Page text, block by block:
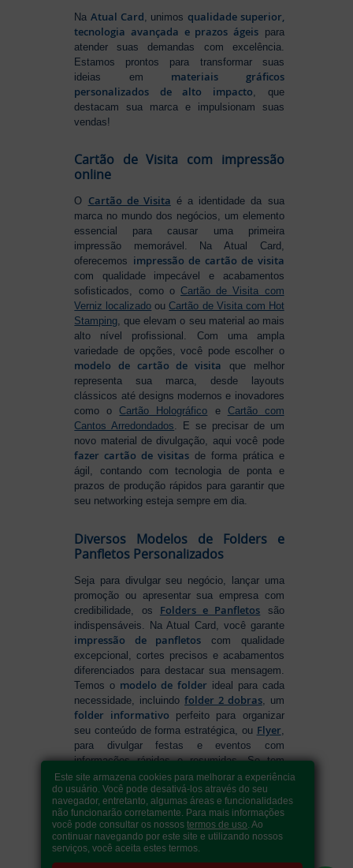
Na Atual Card , unimos qualidade superior,
tecnologia avançada e prazos ágeispara
atender suas demandas com excelência.
Estamos prontos para transformar suas
ideias em materiais gráficos
personalizados de alto impacto , que
destacam sua marca e impulsionam suas
vendas!
Cartão de Visita com impressão
online
O Cartão de Visita é a identidade da sua
marca no mundo dos negócios, um elemento
essencial para causar uma primeira
impressão memorável. Na Atual Card,
oferecemos impressão de cartão de visita
com qualidade impecável e acabamentos
sofisticados, como o Cartão de Visita com
Verniz localizado ouCartão de Visita com Hot
Stamping, que elevam o seu material ao mais
alto nível profissional. Com uma ampla
variedade de opções, você pode escolher o
modelo de cartão de visita que melhor
representa sua marca, desde layouts
clássicos até designs modernos e inovadores
como oCartão Holográfico e Cartão com
Cantos Arredondados. E se precisar de um
novo material de divulgação, aqui você pode
fazer cartão de visitas de forma prática e
ágil, contando com tecnologia de ponta e
prazos de produção rápidos para garantir que
seu networking esteja sempre em dia.
Diversos Modelos de Folders e
Panfletos Personalizados
Seja para divulgar seu negócio, lançar uma
promoção ou apresentar sua empresa com
credibilidade, os Folders e Panfletos são
indispensáveis. Na Atual Card, você garante
impressão de panfletos com qualidade
excepcional, cortes precisos e acabamentos
diferenciados para destacar sua mensagem.
Temos o modelo de folder ideal para cada
necessidade, incluindofolder 2 dobras, um
folder informativo perfeito para organizar
seu conteúdo de forma estratégica, ou Flyer
para divulgar festas e eventos com
informações rápidas e resumidas. Se tem
dúvidas sobrecomo fazer folders, conte
com nossa variedade de formatos e opções
para criar um material que realmente se
destaca. Produção ágil, entrega rápida e
qualidade garantida para levar sua
comunicação a outro nível!
Este site armazena cookies para melhorar a experiência
do usuário. Você pode desativá-los através do seu
navegador, entretanto, algumas áreas e funcionalidades
não funcionarão corretamente. Para mais informações
você pode consultar os nossostermos de uso. Ao
continuar navegando por este site e utilizando nossos
serviços, você aceita estes termos.